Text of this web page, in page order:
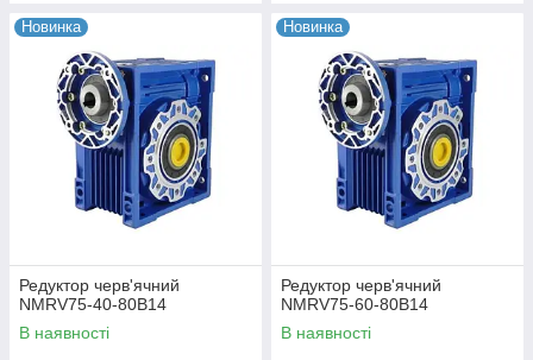
Новинка
Редуктор черв'ячний
NMRV75-40-80B14
В наявності
Новинка
Редуктор черв'ячний
NMRV75-60-80B14
В наявності